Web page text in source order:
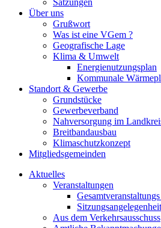
Satzungen
Über uns
Grußwort
Was ist eine VGem ?
Geografische Lage
Klima & Umwelt
Energienutzungsplan
Kommunale
Standort & Gewerbe
Grundstücke
Gewerbeverband
Nahversorgung im
Breitbandausbau
Klimaschutzkonzept
Mitgliedsgemeinden
Aktuelles
Veranstaltungen
Aus dem Verkehrsausschuss